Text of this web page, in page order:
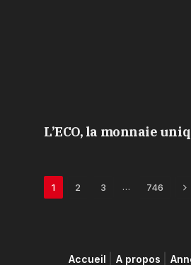
L’ECO, la monnaie
1 2 3 … 746
Accueil A propos